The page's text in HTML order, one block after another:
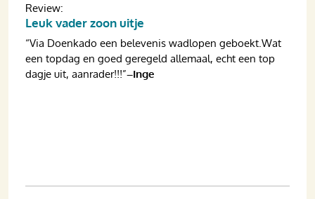
Review:
Leuk vader zoon uitje
“Via Doenkado een belevenis wadlopen geboekt.Wat
een topdag en goed geregeld allemaal, echt een top
dagje uit, aanrader!!!”–Inge